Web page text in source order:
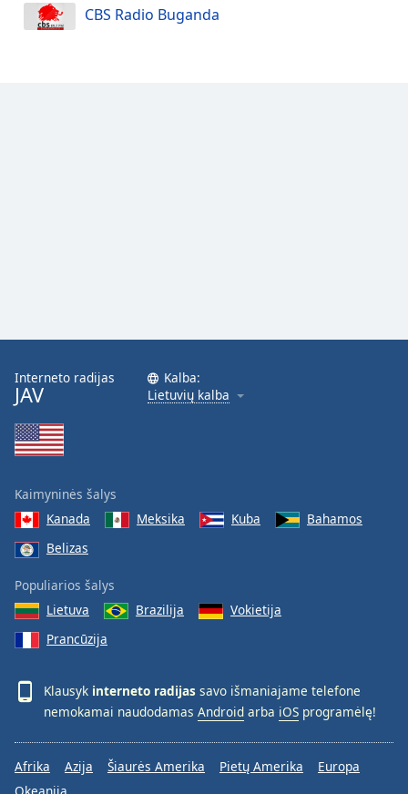
CBS Radio Buganda
Interneto radijas
JAV
Kalba:
Lietuvių kalba
Kaimyninės šalys
Kanada
Meksika Kuba
Bahamos
Belizas
Populiarios šalys
Lietuva
Brazilija
Vokietija
Prancūzija
Klausyk interneto radijas savo išmaniajame telefone
nemokamai naudodamas Android arba iOS programėlę!
Afrika Azija Šiaurės Amerika Pietų Amerika
Europa